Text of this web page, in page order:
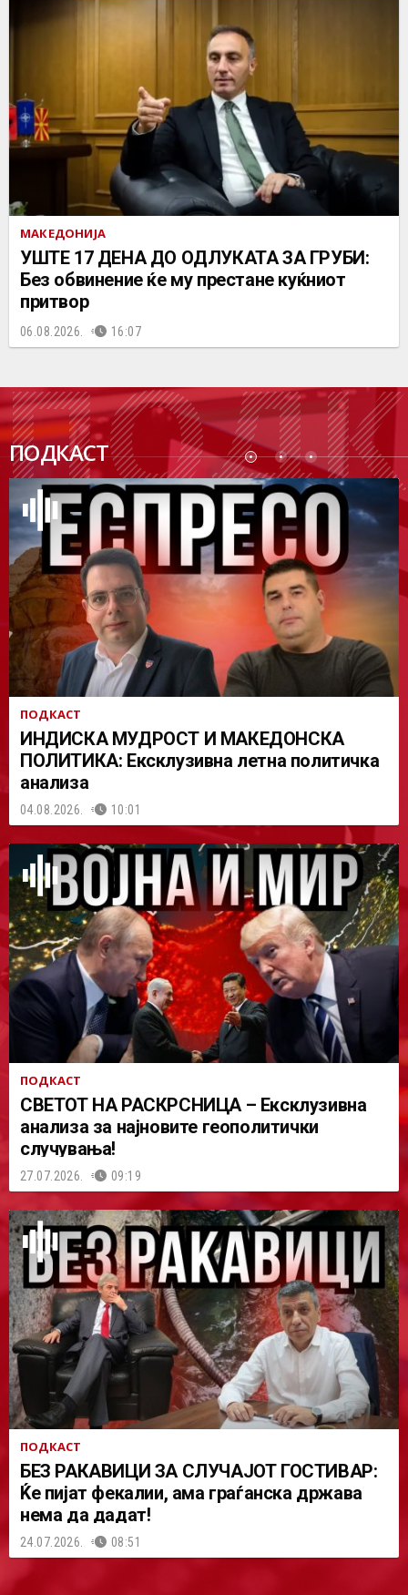
МАКЕДОНИЈА
УШТЕ 17 ДЕНА ДО ОДЛУКАТА ЗА ГРУБИ:
Без обвинение ќе му престане куќниот
притвор
06.08.2026. 16:07
ПОДКАСТ
ПОДК
АСТ
ПОДКАСТ
ИНДИСКА МУДРОСТ И МАКЕДОНСКА
ПОЛИТИКА: Ексклузивна летна политичка
анализа
04.08.2026. 10:01
ПОДКАСТ
СВЕТОТ НА РАСКРСНИЦА – Ексклузивна
анализа за најновите геополитички
случувања!
27.07.2026. 09:19
ПОДКАСТ
БЕЗ РАКАВИЦИ ЗА СЛУЧАЈОТ ГОСТИВАР:
Ќе пијат фекалии, ама граѓанска држава
нема да дадат!
24.07.2026. 08:51